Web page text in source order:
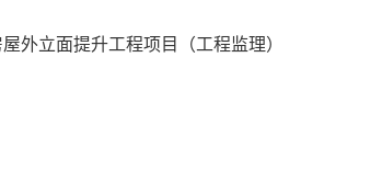
外立面提升工程项目（工程监理）